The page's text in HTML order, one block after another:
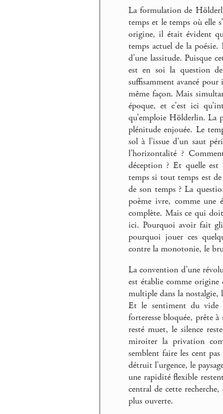
La formulation de
temps et le temps où elle
origine, il était évident
temps actuel de la
d’une lassitude. Puisque
est en soi la question
suffisamment avancé pour
même façon. Mais
époque, et c’est ici
qu’emploie Hölderlin. La
plénitude enjouée. Le
sol à l’issue d’un saut
l’horizontalité ?
déception ? Et quelle
temps si tout temps est
de son temps ? La
poème ivre, comme une
complète. Mais ce qui
ici. Pourquoi avoir fait
pourquoi jouer ces
contre la monotonie, le
La convention d’une
est établie comme
multiple dans la nostalgie,
Et le sentiment du vide
forteresse bloquée, prête
resté muet, le silence
miroiter la privation
semblent faire les cent
détruit l’urgence, le
une rapidité flexible
central de cette
plus ouverte.